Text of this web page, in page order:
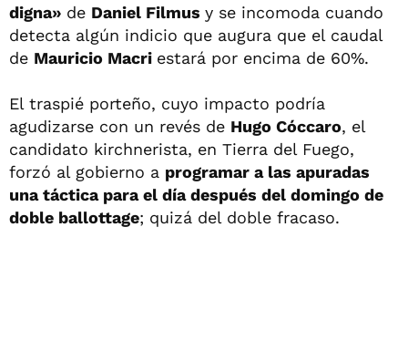
digna» de Daniel Filmus y se incomoda cuando
detecta algún indicio que augura que el caudal
de Mauricio Macri estará por encima de 60%.
El traspié porteño, cuyo impacto podría
agudizarse con un revés de Hugo Cóccaro, el
candidato kirchnerista, en Tierra del Fuego,
forzó al gobierno a programar a las apuradas
una táctica para el día después del domingo de
doble ballottage; quizá del doble fracaso.